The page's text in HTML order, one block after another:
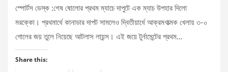
স্পোর্টস ডেস্ক :শেষ ষোলোর প্রথম ম্যাচে দাপুটে এক ম্যাচ উপহার দিলো
মরক্কো। প্রথমার্ধে কানাডার দাপট সামলেও দ্বিতীয়ার্ধে আক্রমণাত্মক খেলায় ৩-০
গোলের জয় তুলে নিয়েছে আটলাস লায়ন্স। এই জয়ে টুর্নামেন্টের প্রথম…
Share this: